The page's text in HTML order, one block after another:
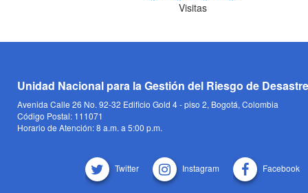
Visitas
Unidad Nacional para la Gestión del Riesgo de
Avenida Calle 26 No. 92-32 Edificio Gold 4 - piso 2, Bogotá, Colombia
Código Postal: 111071
Horario de Atención: 8 a.m. a 5:00 p.m.
Twitter Instagram Facebook